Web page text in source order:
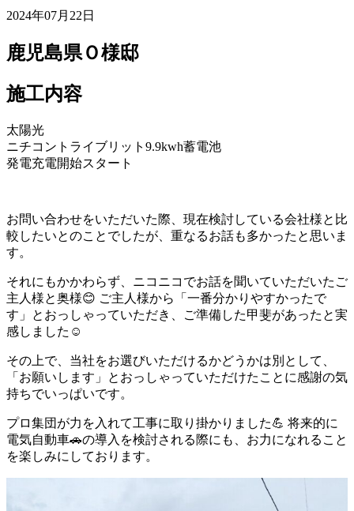
2024年07月22日
鹿児島県Ｏ様邸
施工内容
太陽光
ニチコントライブリット9.9kwh蓄電池
発電充電開始スタート
お問い合わせをいただいた際、現在検討している会社様と比
較したいとのことでしたが、重なるお話も多かったと思いま
す。
それにもかかわらず、ニコニコでお話を聞いていただいたご
主人様と奥様😊 ご主人様から「一番分かりやすかったで
す」とおっしゃっていただき、ご準備した甲斐があったと実
感しました☺️
その上で、当社をお選びいただけるかどうかは別として、
「お願いします」とおっしゃっていただけたことに感謝の気
持ちでいっぱいです。
プロ集団が力を入れて工事に取り掛かりました💪 将来的に
電気自動車🚗の導入を検討される際にも、お力になれること
を楽しみにしております。